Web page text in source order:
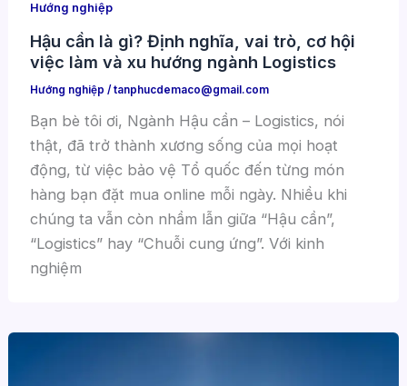
Hướng nghiệp
Hậu cần là gì? Định nghĩa, vai trò, cơ hội
việc làm và xu hướng ngành Logistics
Hướng nghiệp /tanphucdemaco@gmail.com
Bạn bè tôi ơi, Ngành Hậu cần – Logistics, nói
thật, đã trở thành xương sống của mọi hoạt
động, từ việc bảo vệ Tổ quốc đến từng món
hàng bạn đặt mua online mỗi ngày. Nhiều khi
chúng ta vẫn còn nhầm lẫn giữa “Hậu cần”,
“Logistics” hay “Chuỗi cung ứng”. Với kinh
nghiệm